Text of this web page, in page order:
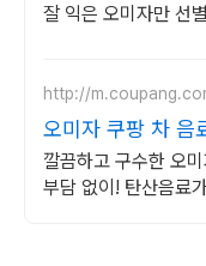
잘 익은 오미자만 선
http://
오미자 쿠팡 차 음
깔끔하고 구수한 오
부담 없이! 탄산음료